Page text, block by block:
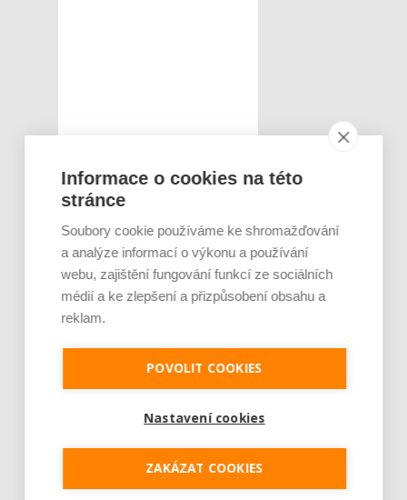
Informace o cookies na této
stránce
Soubory cookie používáme ke shromažďování
a analýze informací o výkonu a používání
webu, zajištění fungování funkcí ze sociálních
médií a ke zlepšení a přizpůsobení obsahu a
reklam.
POVOLIT COOKIES
Nastavení cookies
ZAKÁZAT COOKIES